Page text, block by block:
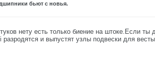
бьют с новья.
нету есть только биение на штоке.Если
и выпустят узлы подвески для